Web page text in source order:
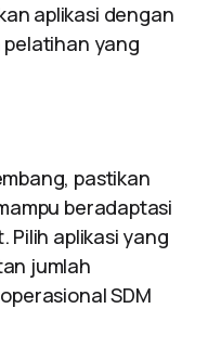
aplikasi dengan
yang
pastikan
beradaptasi
aplikasi yang
jumlah
SDM